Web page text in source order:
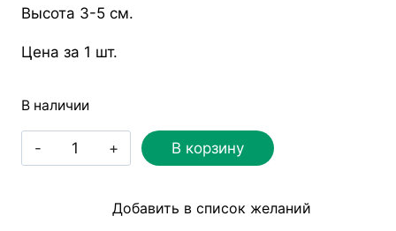
Высота 3-5 см.
Цена за 1 шт.
В наличии
Количество
товара
стабилизированная
В корзину
Добавить в список желаний